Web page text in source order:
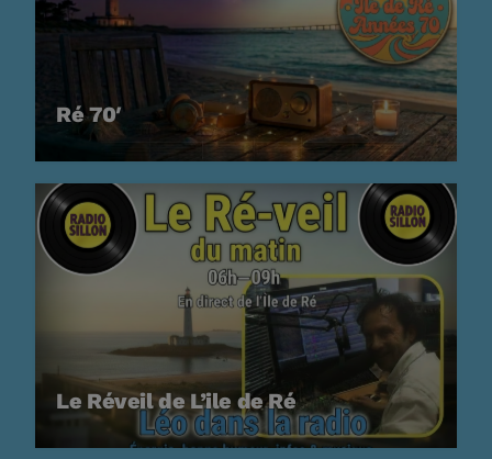
MUSIQUE NON STOP
PROCHAINES ÉMISSIONS
Retiens La Nuit
22:00 - 23:59
Musique Non Stop
00:00 - 19:59
Ré 70′
20:00 - 20:59
Ré 70′
Le Réveil de L’ile de Ré